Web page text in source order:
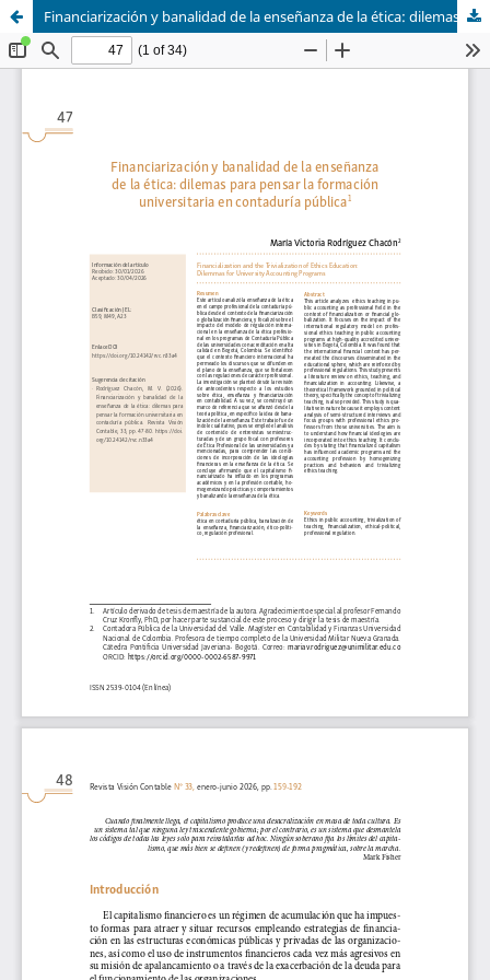
Financiarización y banalidad de la enseñanza de la ética: dilemas para pensar la formación universitaria en contaduría pública